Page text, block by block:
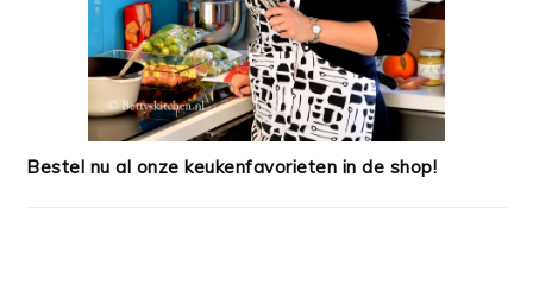
Bestel nu al onze keukenfavorieten in de shop!